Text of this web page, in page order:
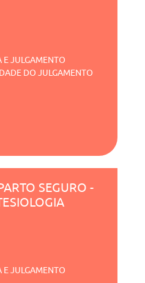
E JULGAMENTO
DO JULGAMENTO
SEGURO -
E JULGAMENTO